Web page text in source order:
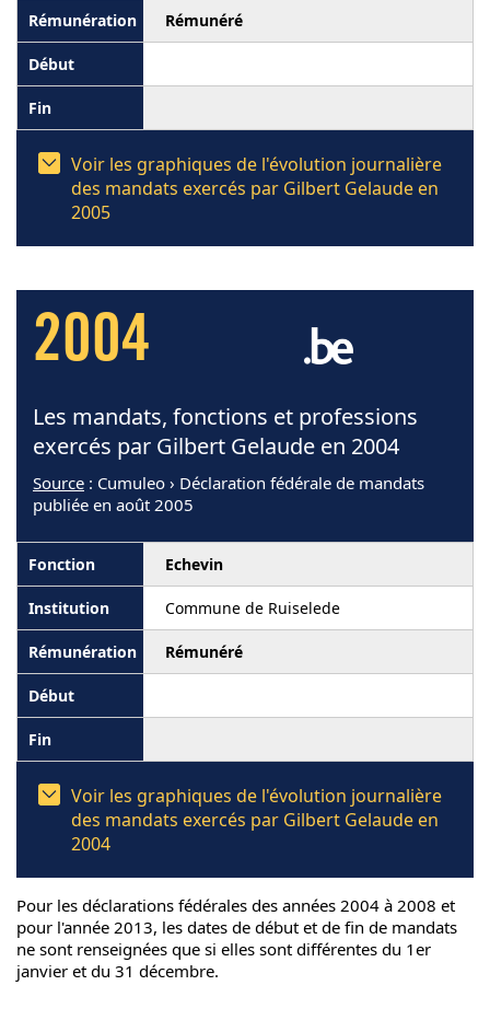
Rémunéré
Voir les graphiques de l'évolution journalière
des mandats exercés par Gilbert Gelaude en
2005
2004
Les mandats, fonctions et professions
exercés par Gilbert Gelaude en 2004
Source : Cumuleo › Déclaration fédérale de mandats
publiée en août 2005
Echevin
Commune de Ruiselede
Rémunéré
Voir les graphiques de l'évolution journalière
des mandats exercés par Gilbert Gelaude en
2004
Pour les déclarations fédérales des années 2004 à 2008 et
pour l'année 2013, les dates de début et de fin de mandats
ne sont renseignées que si elles sont différentes du 1er
janvier et du 31 décembre.